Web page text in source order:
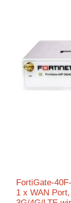
FortiGate-
1 x WAN